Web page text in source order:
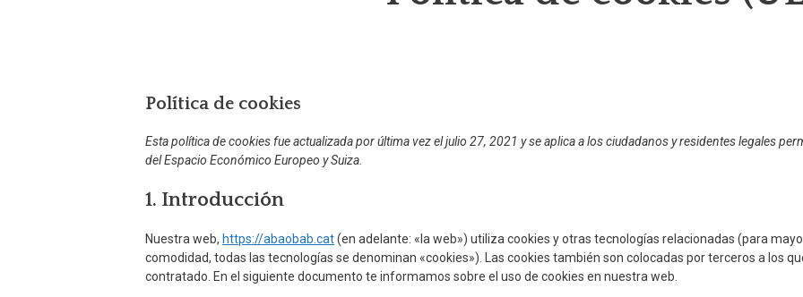
Política de cookies
Esta política de cookies fue actualizada por última vez el julio 27, 2021 y se aplica a los ciudadanos y residentes legales
del Espacio Económico Europeo y Suiza.
1. Introducción
Nuestra web, https://abaobab.cat(en adelante: «la web») utiliza cookies y otras tecnologías relacionadas (para
comodidad, todas las tecnologías se denominan «cookies»). Las cookies también son colocadas por terceros a los
contratado. En el siguiente documento te informamos sobre el uso de cookies en nuestra web.